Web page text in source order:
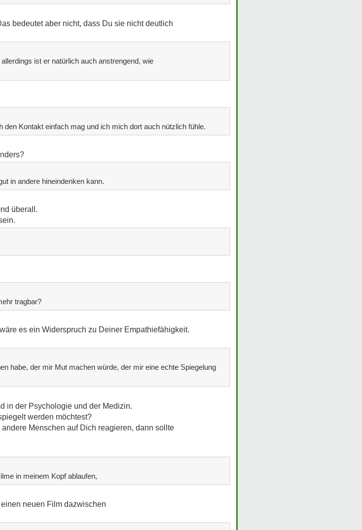
bedeutet aber nicht, dass Du sie nicht deutlich
ist er natürlich auch anstrengend, wie
Kontakt einfach mag und ich mich dort auch nützlich fühle.
in andere hineindenken kann.
überall.
tragbar?
es ein Widerspruch zu Deiner Empathiefähigkeit.
habe, der mir Mut machen würde, der mir eine echte Spiegelung
in der Psychologie und der Medizin.
werden möchtest?
Menschen auf Dich reagieren, dann sollte
in meinem Kopf ablaufen,
neuen Film dazwischen